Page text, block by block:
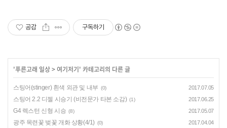
공감 구독하기
'푸른고래 일상>여기저기' 카테고리의 다른 글
스팅어(stinger) 흰색 외관 및 내부 (0) 2017.07.05
스팅어 2.2 디젤 시승기 (비전문가 타본 소감) (1) 2017.06.25
G4 렉스턴 신형 시승 (8) 2017.05.07
광주 목련꽃 벚꽃 개화 상황(4/1) (0) 2017.04.04